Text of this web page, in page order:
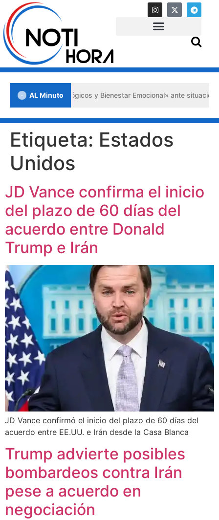
AL Minuto
Psicológicos y Bienestar Emocional» ante situaciones de
Etiqueta: Estados
Unidos
JD Vance confirma el inicio
del plazo de 60 días del
acuerdo entre Donald
Trump e Irán
JD Vance confirmó el inicio del plazo de 60 días del
acuerdo entre EE.UU. e Irán desde la Casa Blanca
Trump advierte posibles
bombardeos contra Irán
pese a acuerdo en
negociación